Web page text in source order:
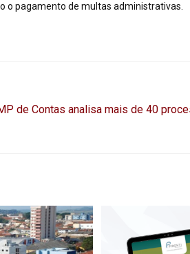
o pagamento de multas administrativas.
de Contas analisa mais de 40